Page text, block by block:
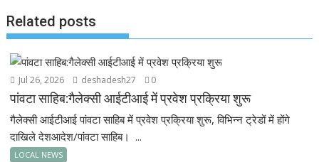
Related posts
Jul 26, 2026 deshadesh27 0
पांवटा साहिब:गैलेक्सी आईटीआई में प्रवेश प्रक्रिया शुरू
गैलेक्सी आईटीआई पांवटा साहिब में प्रवेश प्रक्रिया शुरू, विभिन्न ट्रेडों में होंगे
दाखिले देशआदेश/पांवटा साहिब। ...
LOCAL NEWS